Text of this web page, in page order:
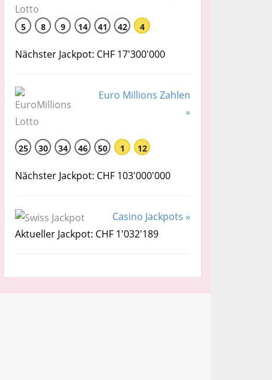
5 8 9 14 41 42 4
Nächster Jackpot: CHF 17'300'000
Euro Millions Zahlen
»
25 30 34 46 50 1 12
Nächster Jackpot: CHF 103'000'000
Casino Jackpots »
Aktueller Jackpot: CHF 1'032'189